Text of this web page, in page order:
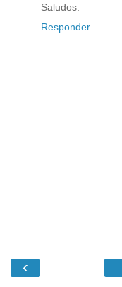
Saludos.
Responder
‹